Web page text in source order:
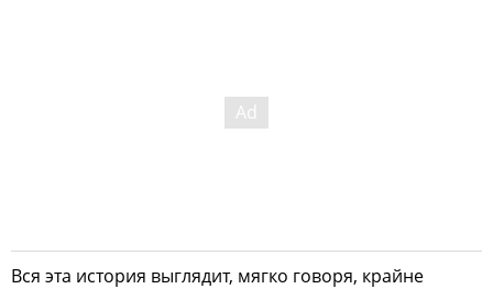
Вся эта история выглядит, мягко говоря, крайне